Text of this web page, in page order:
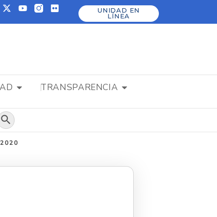
UNIDAD EN
LÍNEA
TRANSPARENCIA
de búsqueda